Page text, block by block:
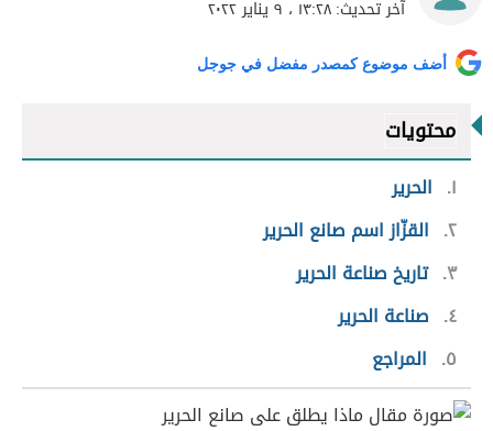
آخر تحديث:١٣:٢٨ ، ٩ يناير ٢٠٢٢
أضف موضوع كمصدر مفضل في جوجل
محتويات
١
الحرير
٢ القزّاز اسم صانع الحرير
٣ تاريخ صناعة الحرير
٤
صناعة الحرير
٥
المراجع